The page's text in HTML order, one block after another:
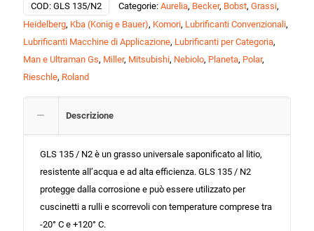
COD: GLS 135/N2 Categorie: Aurelia, Becker, Bobst, Grassi,
Heidelberg, Kba (Konig e Bauer), Komori, Lubrificanti Convenzionali,
Lubrificanti Macchine di Applicazione, Lubrificanti per Categoria,
Man e Ultraman Gs, Miller, Mitsubishi, Nebiolo, Planeta, Polar,
Rieschle, Roland
Descrizione
GLS 135 / N2 è un grasso universale saponificato al litio,
resistente all’acqua e ad alta efficienza. GLS 135 / N2
protegge dalla corrosione e può essere utilizzato per
cuscinetti a rulli e scorrevoli con temperature comprese tra
-20° C e +120° C.